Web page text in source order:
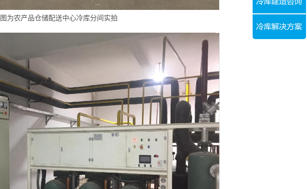
图为农产品仓储配送中心冷库分间实拍